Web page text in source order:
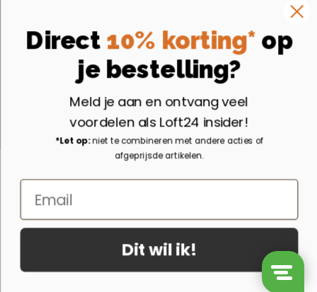
Volg ons op Instagram
Aangesloten bij
Direct 10% korting* op
je bestelling?
Meld je aan en ontvang veel
voordelen als Loft24 insider!
*Let op:niet te combineren met andere acties of
afgeprijsde artikelen.
Email
Dit wil ik!